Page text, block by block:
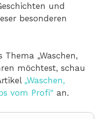
und
besonderen
„Waschen,
möchtest, schau
„Waschen,
vom Profi“ an.